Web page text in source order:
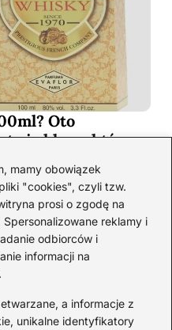
mamy obowiązek
"cookies", czyli tzw.
prosi o zgodę na
reklamy i
odbiorców i
informacji na
a informacje z
unikalne identyfikatory
Oto
i sklepy, które